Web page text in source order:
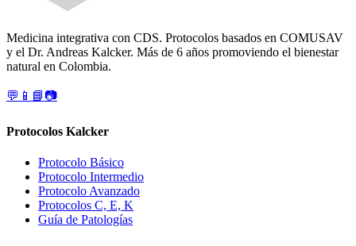
Medicina integrativa con CDS. Protocolos basados en COMUSAV
y el Dr. Andreas Kalcker. Más de 6 años promoviendo el bienestar
natural en Colombia.
💬 📱 📘📷
Protocolos Kalcker
Protocolo Básico
Protocolo Intermedio
Protocolo Avanzado
Protocolos C, E, K
Guía de Patologías